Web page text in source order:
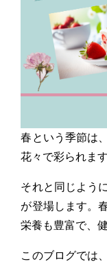
春という季節は
花々で彩られます
それと同じよう
が登場します。
栄養も豊富で、
このブログでは